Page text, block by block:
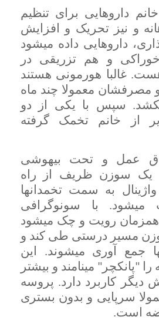
داروهایی برای تنظیم
و نیز تحریک و افزایش
داروهایی داده میشود
و هم تزریقی در
غالبا هورمونی هستند
مصرفشان معمولا چند ماه
سپس با یکی از دو
از خانم تخمک گرفته
عمل و تحت بیهوشی
یک سوزن ظریف از راه
واژینال به سمت تخمدانها
میشود. با سونوگرافی
رویت و چک میشود
مسیر درستی طی کند و
جمع آوری میشوند. این
"پانکچر " مینامند و بیشتر
دیگر کاربرد دارد. پروسه
سرپایی و بدون بستری
است.